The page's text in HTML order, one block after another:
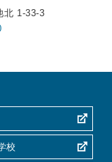
北 1-33-3
校